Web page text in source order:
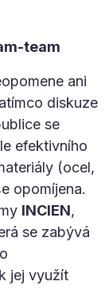
team
ani
diskuze
se
efektivního
(ocel,
opomíjena.
INCIEN,
se zabývá
jej využít